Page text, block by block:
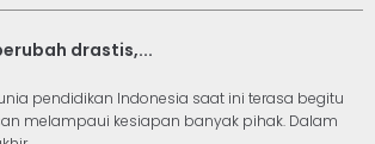
drastis,...
pendidikan Indonesia saat ini terasa begitu
melampaui kesiapan banyak pihak. Dalam